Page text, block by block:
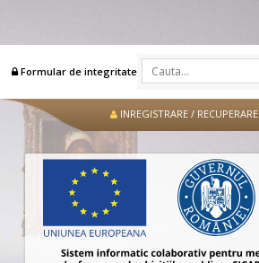
INREGISTRARE / RECUPERARE
Formular de integritate